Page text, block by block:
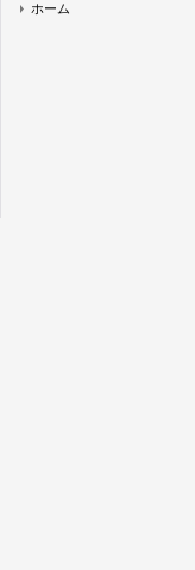
ホーム